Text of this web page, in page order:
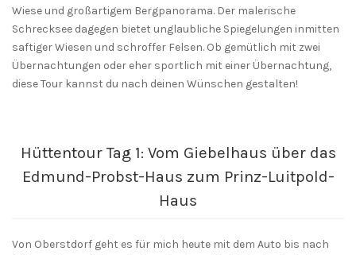
Wiese und großartigem Bergpanorama. Der malerische
Schrecksee dagegen bietet unglaubliche Spiegelungen inmitten
saftiger Wiesen und schroffer Felsen. Ob gemütlich mit zwei
Übernachtungen oder eher sportlich mit einer Übernachtung,
diese Tour kannst du nach deinen Wünschen gestalten!
Hüttentour Tag 1: Vom Giebelhaus über das
Edmund-Probst-Haus zum Prinz-Luitpold-
Haus
Von Oberstdorf geht es für mich heute mit dem Auto bis nach